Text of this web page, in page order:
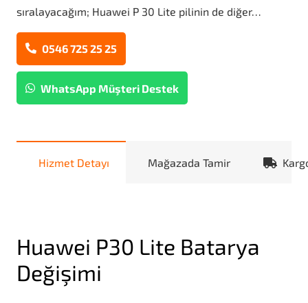
sıralayacağım; Huawei P 30 Lite pilinin de diğer…
0546 725 25 25
WhatsApp Müşteri Destek
Hizmet Detayı Mağazada Tamir
Huawei P30 Lite Batarya
Değişimi